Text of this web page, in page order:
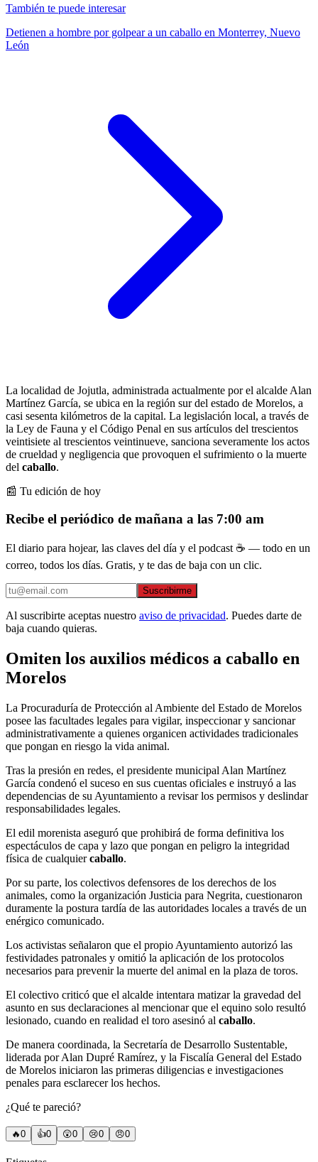
También te puede interesar
Detienen a hombre por golpear a un caballo en Monterrey, Nuevo
León
La localidad de Jojutla, administrada actualmente por el alcalde Alan
Martínez García, se ubica en la región sur del estado de Morelos, a
casi sesenta kilómetros de la capital. La legislación local, a través de
la Ley de Fauna y el Código Penal en sus artículos del trescientos
veintisiete al trescientos veintinueve, sanciona severamente los actos
de crueldad y negligencia que provoquen el sufrimiento o la muerte
del caballo.
📰 Tu edición de hoy
Recibe el periódico de mañana a las 7:00 am
El diario para hojear, las claves del día y el podcast ☕ — todo en un
correo, todos los días. Gratis, y te das de baja con un clic.
Suscribirme
Al suscribirte aceptas nuestro aviso de privacidad. Puedes darte de
baja cuando quieras.
Omiten los auxilios médicos a caballo en
Morelos
​La Procuraduría de Protección al Ambiente del Estado de Morelos
posee las facultades legales para vigilar, inspeccionar y sancionar
administrativamente a quienes organicen actividades tradicionales
que pongan en riesgo la vida animal.
Tras la presión en redes, el presidente municipal Alan Martínez
García condenó el suceso en sus cuentas oficiales e instruyó a las
dependencias de su Ayuntamiento a revisar los permisos y deslindar
responsabilidades legales.
El edil morenista aseguró que prohibirá de forma definitiva los
espectáculos de capa y lazo que pongan en peligro la integridad
física de cualquiercaballo.
​Por su parte, los colectivos defensores de los derechos de los
animales, como la organización Justicia para Negrita, cuestionaron
duramente la postura tardía de las autoridades locales a través de un
enérgico comunicado.
Los activistas señalaron que el propio Ayuntamiento autorizó las
festividades patronales y omitió la aplicación de los protocolos
necesarios para prevenir la muerte del animal en la plaza de toros.
El colectivo criticó que el alcalde intentara matizar la gravedad del
asunto en sus declaraciones al mencionar que el equino solo resultó
lesionado, cuando en realidad el toro asesinó al caballo.
​De manera coordinada, la Secretaría de Desarrollo Sustentable,
liderada por Alan Dupré Ramírez, y la Fiscalía General del Estado
de Morelos iniciaron las primeras diligencias e investigaciones
penales para esclarecer los hechos.
¿Qué te pareció?
🔥0 👍0 😲0 😢0 😠0